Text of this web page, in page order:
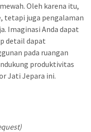
Oleh karena itu,
tetapi juga pengalaman
Imaginasi Anda dapat
detail dapat
pada ruangan
produktivitas
Jati Jepara ini.